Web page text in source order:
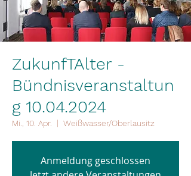
ZukunfTAlter -
Bündnisveranstaltun
g 10.04.2024
Mi., 10. Apr.
  |
Weißwasser/Oberlausitz
Anmeldung geschlossen